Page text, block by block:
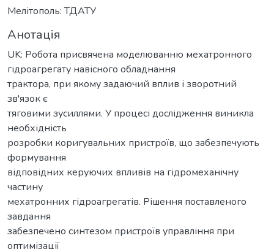
Мелітополь: ТДАТУ
Анотація
UK: Робота присвячена моделюванню мехатронного
гідроагрегату навісного обладнання
трактора, при якому задаючий вплив і зворотний
зв'язок є
тяговими зусиллями. У процесі дослідження виникла
необхідність
розробки коригувальних пристроїв, що забезпечують
формування
відповідних керуючих впливів на гідромеханічну
частину
мехатронних гідроагрегатів. Рішення поставленого
завдання
забезпечено синтезом пристроїв управління при
оптимізації